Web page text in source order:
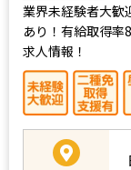
業界未経験者大歓
あり！有給取得
求人情報！